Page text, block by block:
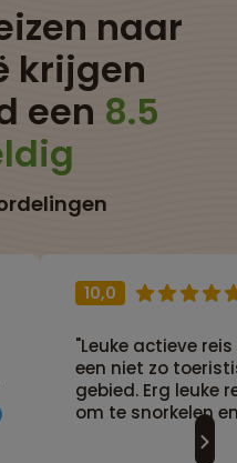
naar
krijgen
een 8.5
10,0
"Leuke actieve reis
een niet zo
gebied. Erg leuke
om te snorkelen